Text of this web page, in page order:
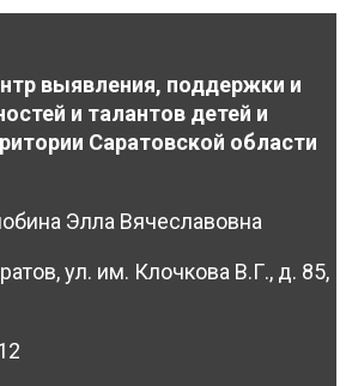
выявления, поддержки и
и талантов детей и
Саратовской области
Элла Вячеславовна
ул. им. Клочкова В.Г., д. 85,